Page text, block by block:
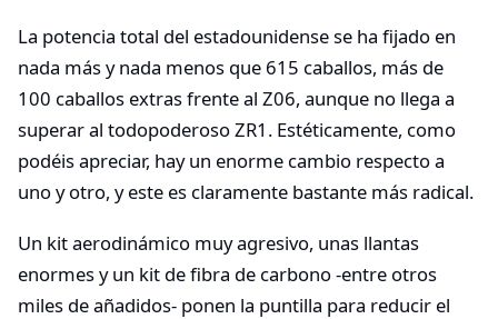
La potencia total del estadounidense se ha fijado en
nada más y nada menos que 615 caballos, más de
100 caballos extras frente al Z06, aunque no llega a
superar al todopoderoso ZR1. Estéticamente, como
podéis apreciar, hay un enorme cambio respecto a
uno y otro, y este es claramente bastante más radical.
Un kit aerodinámico muy agresivo, unas llantas
enormes y un kit de fibra de carbono -entre otros
miles de añadidos- ponen la puntilla para reducir el